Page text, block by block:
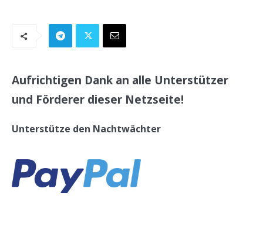
Aufrichtigen Dank an alle Unterstützer
und Förderer dieser Netzseite!
Unterstütze den Nachtwächter